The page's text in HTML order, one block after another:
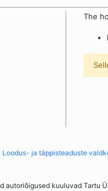
The
Loodus- ja täppisteaduste
autoriõigused kuuluvad Tartu